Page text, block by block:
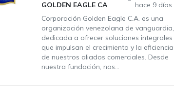
GOLDEN EAGLE CA
hace 9 días
Corporación Golden Eagle C.A. es una
organización venezolana de vanguardia,
dedicada a ofrecer soluciones integrales
que impulsan el crecimiento y la eficiencia
de nuestros aliados comerciales. Desde
nuestra fundación, nos...